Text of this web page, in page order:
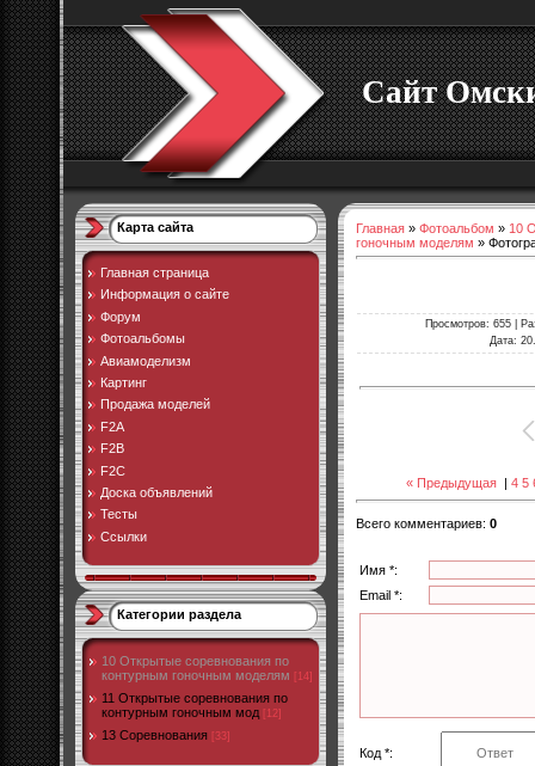
Сайт
Карта сайта
Главная страница
Информация о сайте
Форум
Фотоальбомы
Авиамоделизм
Картинг
Продажа моделей
F2A
F2B
F2C
Доска объявлений
Тесты
Ссылки
Категории раздела
10 Открытые соревнования по
контурным гоночным моделям
[14]
11 Открытые соревнования по
контурным гоночным мод
[12]
13 Соревнования [33]
Главная » Фотоальбом » 10
гоночным моделям »
Просмотров: 655 |
Дата:
« Предыдущая| 4 5
Всего комментариев: 0
Имя *:
Email *:
Код *: